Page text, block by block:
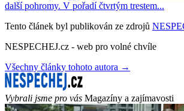
další pohromy. V pořadí čtvrtým trestem...
Tento článek byl publikován ze zdrojů
NESPECHEJ.cz - web pro volné chvíle
Všechny články tohoto autora →
Vybrali jsme pro vás Magazíny a zajímavosti